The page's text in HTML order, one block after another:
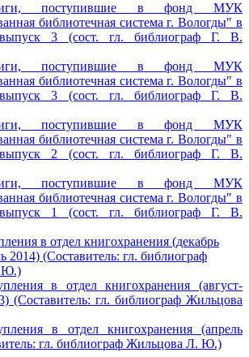
поступившие в фонд МУК
библиотечная система г. Вологды" в
3 (сост. гл. библиограф Г. В.
поступившие в фонд МУК
библиотечная система г. Вологды" в
3 (сост. гл. библиограф Г. В.
поступившие в фонд МУК
библиотечная система г. Вологды" в
2 (сост. гл. библиограф Г. В.
поступившие в фонд МУК
библиотечная система г. Вологды" в
1 (сост. гл. библиограф Г. В.
в отдел книгохранения (декабрь
2014) (Составитель: гл. библиограф
Ю.)
в отдел книгохранения (август-
(Составитель: гл. библиограф Жильцова
в отдел книгохранения (апрель
гл. библиограф Жильцова Л. Ю.)